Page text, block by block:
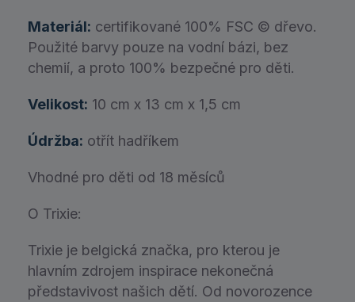
Materiál: certifikované 100% FSC © dřevo.
Použité barvy pouze na vodní bázi, bez
chemií, a proto 100% bezpečné pro děti.
Velikost: 10 cm x 13 cm x 1,5 cm
Údržba: otřít hadříkem
Vhodné pro děti od 18 měsíců
O Trixie:
Trixie je belgická značka, pro kterou je
hlavním zdrojem inspirace nekonečná
představivost našich dětí. Od novorozence